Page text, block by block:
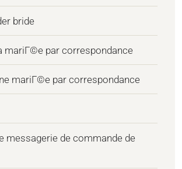
bride
mariГ©e par correspondance
mariГ©e par correspondance
messagerie de commande de